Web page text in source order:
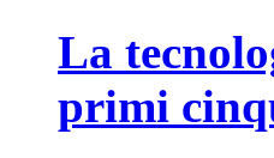
La
primi